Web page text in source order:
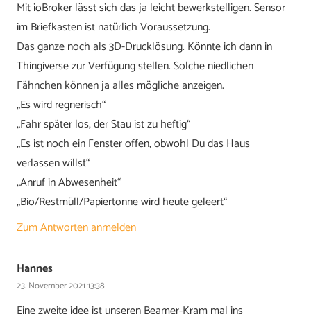
Mit ioBroker lässt sich das ja leicht bewerkstelligen. Sensor
im Briefkasten ist natürlich Voraussetzung.
Das ganze noch als 3D-Drucklösung. Könnte ich dann in
Thingiverse zur Verfügung stellen. Solche niedlichen
Fähnchen können ja alles mögliche anzeigen.
„Es wird regnerisch“
„Fahr später los, der Stau ist zu heftig“
„Es ist noch ein Fenster offen, obwohl Du das Haus
verlassen willst“
„Anruf in Abwesenheit“
„Bio/Restmüll/Papiertonne wird heute geleert“
Zum Antworten anmelden
Hannes
23. November 2021 13:38